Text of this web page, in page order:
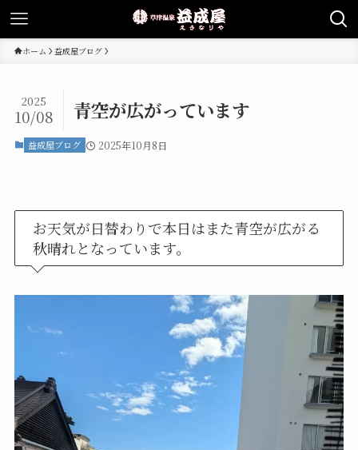
ホーム 益成屋ブログ
青空が広がっています
2025
10/08
益成屋ブログ 2025年10月8日
お天気が日替わりで本日はまた青空が広がる
秋晴れとなっています。